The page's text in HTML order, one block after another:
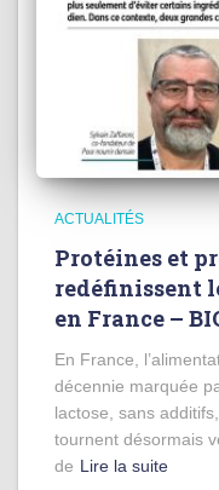
ACTUALITÉS
Protéines et
redéfinissent
en France –
En France,
décennie marquée
lactose, sans
tournent désormais
de Lire la suite